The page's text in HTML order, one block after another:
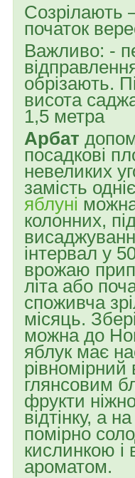
Созрілають
початок
Важливо: -
обрізають.
висота
1,5 метра
Арбат
посадкові
невеликих
замість
яблуні
колонних,
інтервал у
врожаю
літа або
споживча
місяць.
можна до
яблук має
рівномірний
глянсовим
фрукти
відтінку, а
помірно
кислинкою
ароматом.